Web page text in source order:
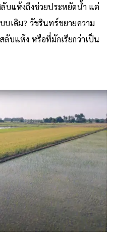
ลับแห้งถึงช่วยประหยัดน้ำ แต่
บเดิม? วัชรินทร์ขยายความ
ลับแห้ง หรือที่มักเรียกว่าเป็น